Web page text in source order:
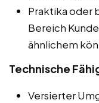
Praktika oder
Bereich
ähnlichem
Technische
Versierter